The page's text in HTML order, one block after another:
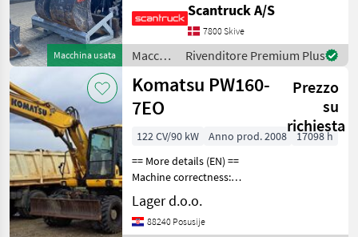
Macchina usata
Hjul styring Attached
equipment, digging arm:
Graveskovl u/tænder
1000mm U-7575, Grave
Scantruck A/S
7800 Skive
Macchine
edili /
Komatsu
Rivenditore Premium Plus
Komatsu PW160-
7EO
Prezzo
su
richiesta
122 CV/90 kW Anno prod. 2008
17098 h
== More details (EN) ==
Machine correctness:
Correct 2-pc boom dozer
blade hydraulic stabilizers
hydraulic line for
Lager d.o.o.
88240 Posusije